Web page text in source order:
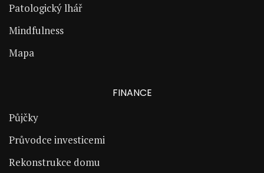
Patologický lhář
Mindfulness
Mapa
FINANCE
Půjčky
Průvodce investicemi
Rekonstrukce domu